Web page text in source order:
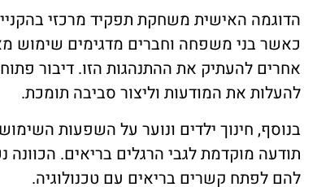
הדוגמה האישית משחקת תפקיד מרכזי
כאשר בני משפחה וחברים מדגימים שימוש
אחרים להעתיק את ההתנהגות הזו. דיבור
להעלות את המודעות וליצור סביבה תומכת.
בנוסף, חינוך ילדים ונוער על השפעות
תודעה מוקדמת לגבי הרגלים בריאים. הכוונה
להם לפתח קשרים בריאים עם טכנולוגיה.